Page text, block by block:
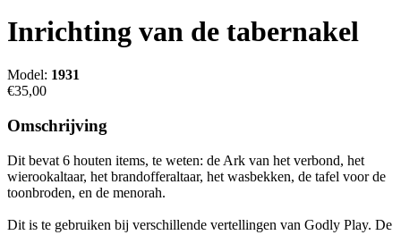
Inrichting van de tabernakel
Model: 1931
€35,00
Omschrijving
Dit bevat 6 houten items, te weten: de Ark van het verbond, het
wierookaltaar, het brandofferaltaar, het wasbekken, de tafel voor de
toonbroden, en de menorah.
Dit is te gebruiken bij verschillende vertellingen van Godly Play. De